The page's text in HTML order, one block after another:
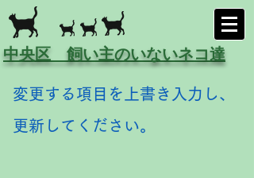
中央区 飼い主のいないネコ達
変更する項目を上書き入力し、
更新してください。